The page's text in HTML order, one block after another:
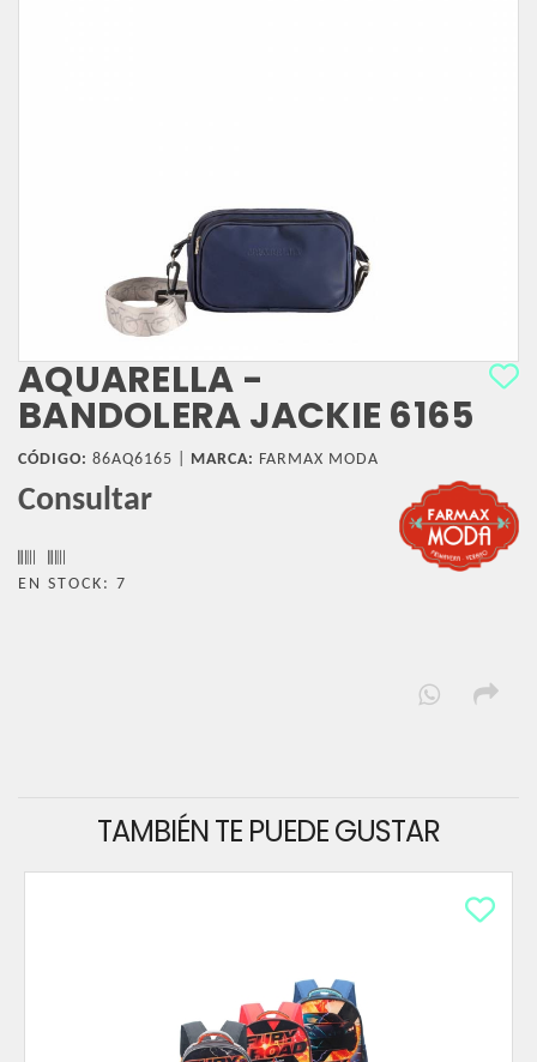
AQUARELLA -
BANDOLERA JACKIE 6165
CÓDIGO: 86AQ6165 | MARCA: FARMAX MODA
Consultar
EN STOCK: 7
TAMBIÉN TE PUEDE GUSTAR